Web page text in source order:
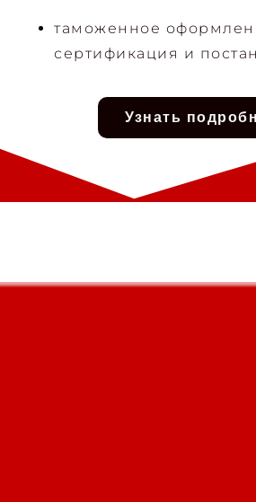
таможенное
сертификация и
Узнать